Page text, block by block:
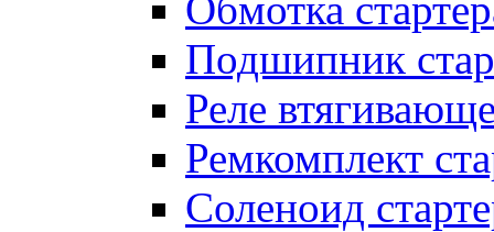
Подшипник
Реле
Ремкомплект
Соленоид